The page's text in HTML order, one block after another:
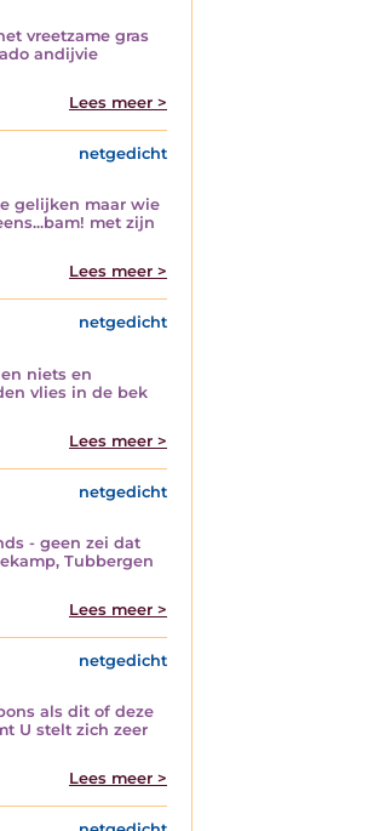
vreetzame gras
andijvie
Lees meer >
netgedicht
gelijken maar wie
met zijn
Lees meer >
netgedicht
niets en
vlies in de bek
Lees meer >
netgedicht
- geen zei dat
Tubbergen
Lees meer >
netgedicht
als dit of deze
U stelt zich zeer
Lees meer >